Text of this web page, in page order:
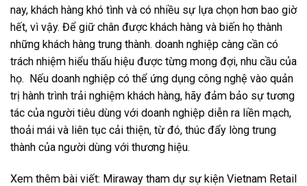
nay, khách hàng khó tình và có nhiều sự lựa chọn hơn bao giờ
hết, vì vậy. Để giữ chân được khách hàng và biến họ thành
những khách hàng trung thành. doanh nghiệp càng cần có
trách nhiệm hiểu thấu hiệu được từng mong đợi, nhu cầu của
họ. Nếu doanh nghiệp có thể ứng dụng công nghệ vào quản
trị hành trình trải nghiệm khách hàng, hãy đảm bảo sự tương
tác của người tiêu dùng với doanh nghiệp diễn ra liền mạch,
thoải mái và liên tục cải thiện, từ đó, thúc đẩy lòng trung
thành của người dùng với thương hiệu.
Xem thêm bài viết: Miraway tham dự sự kiện Vietnam Retail